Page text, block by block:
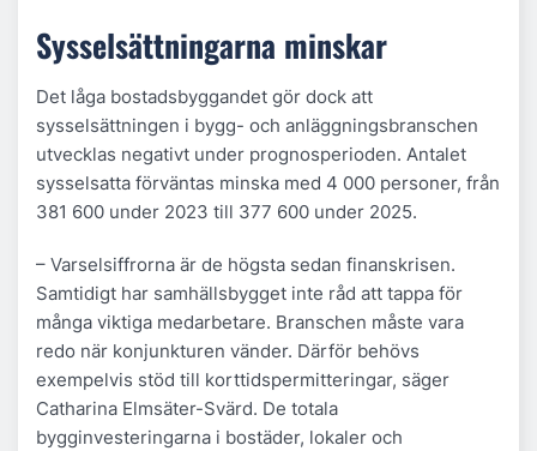
Sysselsättningarna minskar
Det låga bostadsbyggandet gör dock att
sysselsättningen i bygg- och anläggningsbranschen
utvecklas negativt under prognosperioden. Antalet
sysselsatta förväntas minska med 4 000 personer, från
381 600 under 2023 till 377 600 under 2025.
– Varselsiffrorna är de högsta sedan finanskrisen.
Samtidigt har samhällsbygget inte råd att tappa för
många viktiga medarbetare. Branschen måste vara
redo när konjunkturen vänder. Därför behövs
exempelvis stöd till korttidspermitteringar, säger
Catharina Elmsäter-Svärd. De totala
bygginvesteringarna i bostäder, lokaler och